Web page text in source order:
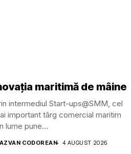
maritimă de mâine
intermediul Start-ups@SMM, cel
important târg comercial maritim
lume pune...
CODOREAN 4 AUGUST 2026